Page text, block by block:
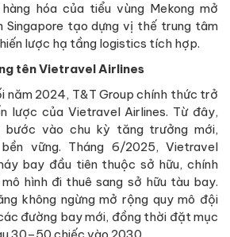
hóa của tiểu vùng Mekong mở
tạo dựng vị thế trung tâm
lược hạ tầng logistics tích hợp.
tên Vietravel Airlines
năm 2024, T&T Group chính thức trở
lược của Vietravel Airlines. Từ đây,
bước vào chu kỳ tăng trưởng mới,
vững. Tháng 6/2025, Vietravel
bay đầu tiên thuộc sở hữu, chính
hình đi thuê sang sở hữu tàu bay.
không ngừng mở rộng quy mô đội
đường bay mới, đồng thời đặt mục